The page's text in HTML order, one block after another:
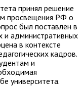
принял решение
просвещения РФ о
был поставлен в
и административных
в контексте
кадров.
и
университета.